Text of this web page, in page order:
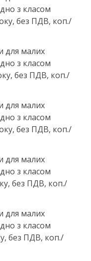
з класом
без ПДВ, коп./
для малих
з класом
без ПДВ, коп./
для малих
з класом
без ПДВ, коп./
для малих
з класом
без ПДВ, коп./
для малих
з класом
без ПДВ, коп./